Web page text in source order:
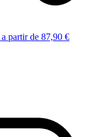
a partir de 87,90 €